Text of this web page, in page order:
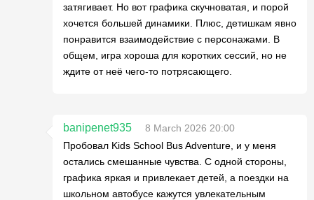
затягивает. Но вот графика скучноватая, и порой
хочется большей динамики. Плюс, детишкам явно
понравится взаимодействие с персонажами. В
общем, игра хороша для коротких сессий, но не
ждите от неё чего-то потрясающего.
banipenet935
8 March 2026 20:00
Пробовал Kids School Bus Adventure, и у меня
остались смешанные чувства. С одной стороны,
графика яркая и привлекает детей, а поездки на
школьном автобусе кажутся увлекательным